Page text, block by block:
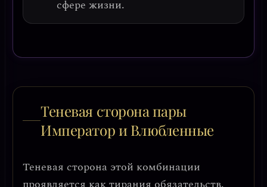
сфере жизни.
Теневая сторона пары
Император и Влюбленные
Теневая сторона этой комбинации